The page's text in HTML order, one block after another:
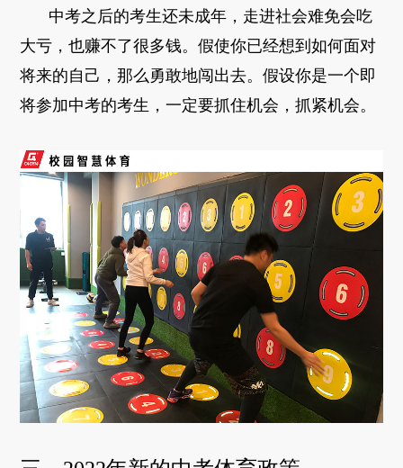
中考之后的考生还未成年，走进社会难免会吃
大亏，也赚不了很多钱。假使你已经想到如何面对
将来的自己，那么勇敢地闯出去。假设你是一个即
将参加中考的考生，一定要抓住机会，抓紧机会。